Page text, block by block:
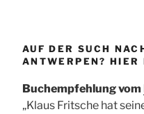
AUF DER SUCH
ANTWERPEN?
Buchempfehlung vom
„Klaus Fritsche hat